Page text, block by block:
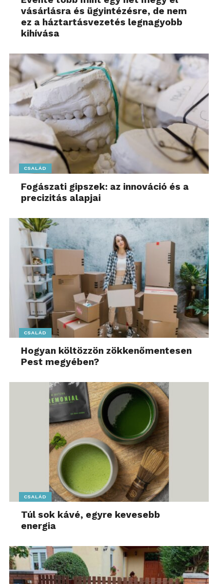
főoldalán! Kövesse a technológiai híreket és
csatlakozzon hozzánk aFacebookonis!
vásárlásra és ügyintézésre, de nem
ez a háztartásvezetés legnagyobb
kihívása
CSALÁD
Fogászati gipszek: az innováció és a
precizitás alapjai
CSALÁD
Hogyan költözzön zökkenőmentesen
Pest megyében?
CSALÁD
Túl sok kávé, egyre kevesebb
energia